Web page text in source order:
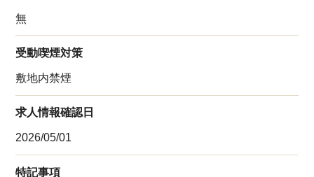
無
受動喫煙対策
敷地内禁煙
求人情報確認日
2026/05/01
特記事項